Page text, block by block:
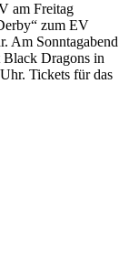
am Freitag
zum EV
Am Sonntagabend
Black Dragons in
Tickets für das